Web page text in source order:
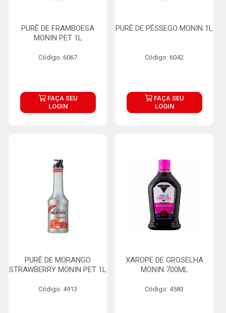
PURÊ DE FRAMBOESA
MONIN PET 1L
Código: 6067
FAÇA SEU
LOGIN
PURÊ DE PÊSSEGO MONIN 1L
Código: 6042
FAÇA SEU
LOGIN
PURÊ DE MORANGO
STRAWBERRY MONIN PET 1L
Código: 4913
XAROPE DE GROSELHA
MONIN 700ML
Código: 4583